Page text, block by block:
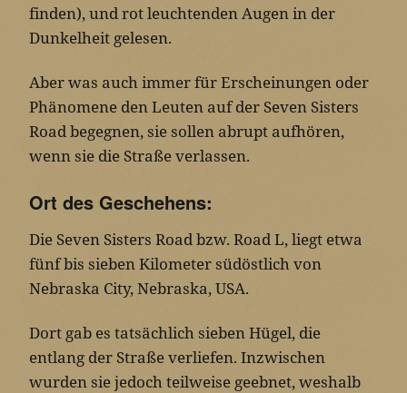
finden), und rot leuchtenden Augen in der
Dunkelheit gelesen.
Aber was auch immer für Erscheinungen oder
Phänomene den Leuten auf der Seven Sisters
Road begegnen, sie sollen abrupt aufhören,
wenn sie die Straße verlassen.
Ort des Geschehens:
Die Seven Sisters Road bzw. Road L, liegt etwa
fünf bis sieben Kilometer südöstlich von
Nebraska City, Nebraska, USA.
Dort gab es tatsächlich sieben Hügel, die
entlang der Straße verliefen. Inzwischen
wurden sie jedoch teilweise geebnet, weshalb